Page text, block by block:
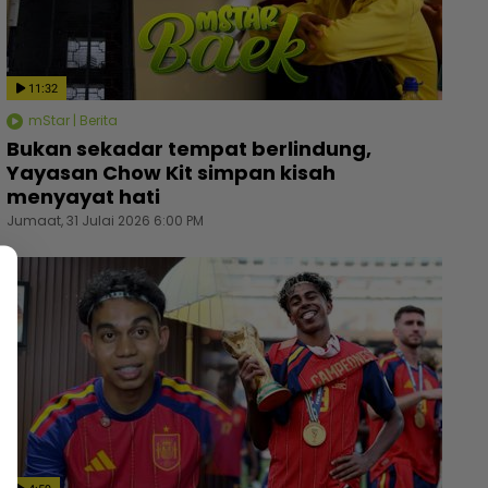
9A ‘reject’ biasiswa bidang pergigian,
ikut selera mak ayah jadi cikgu sekolah -
11:32
mStar | Berita
Bukan sekadar tempat berlindung,
Yayasan Chow Kit simpan kisah
menyayat hati
Jumaat, 31 Julai 2026 6:00 PM